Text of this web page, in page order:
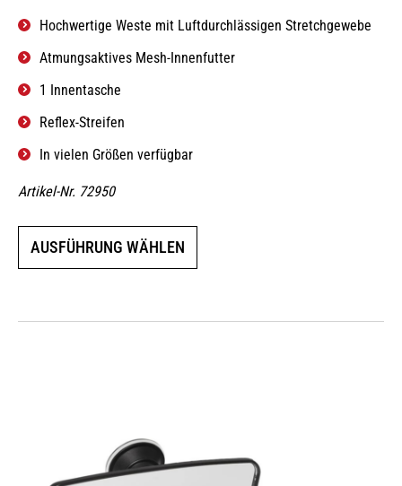
Hochwertige Weste mit Luftdurchlässigen Stretchgewebe
Atmungsaktives Mesh-Innenfutter
1 Innentasche
Reflex-Streifen
In vielen Größen verfügbar
Artikel-Nr. 72950
AUSFÜHRUNG WÄHLEN
der